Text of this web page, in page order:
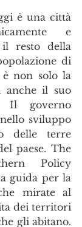
è una città
e
resto della
di
non solo la
anche il suo
Il governo
sviluppo
delle terre
paese. The
Policy
guida per la
mirate al
dei territori
gli abitano.